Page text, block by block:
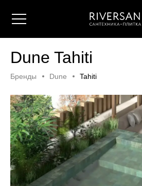
Dune Tahiti
Бренды Dune Tahiti